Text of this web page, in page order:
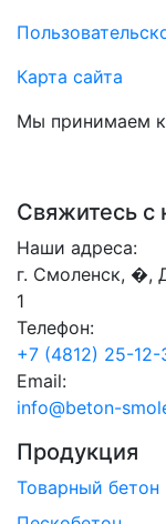
Карта сайта
Мы принимаем к
Свяжитесь с
Наши адреса:
г. Смоленск, �,
1
Телефон:
+7 (4812) 25-12-
Email:
info@beton-
Продукция
Товарный бетон